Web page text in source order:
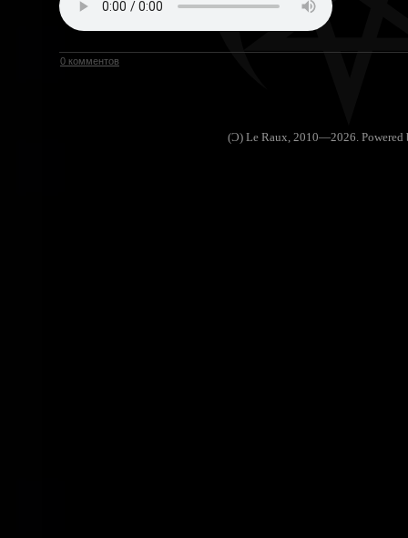
0 комментов
(Ɔ) Le Raux, 2010—2026.